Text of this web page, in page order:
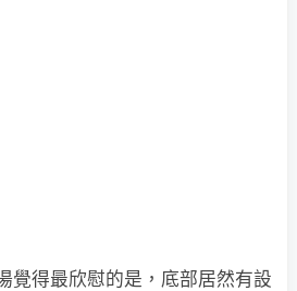
覺得最欣慰的是，底部居然有設